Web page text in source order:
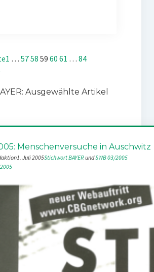
1 … 5758 59 60 61 … 84
Ausgewählte Artikel
Menschenversuche in Auschwitz
1. Juli 2005Stichwort BAYER und SWB 03/2005